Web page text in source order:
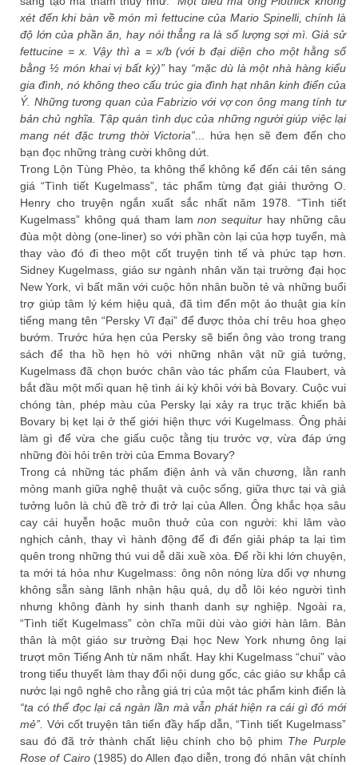
xét đến khi bàn về món mì fettucine của Mario Spinelli, chính là
độ lớn của phần ăn, hay nói thẳng ra là số lượng sợi mì. Giả sử
fettucine = x. Vậy thì a = x/b (với b đại diện cho một hằng số
bằng ½ món khai vị bất kỳ)” hay “mặc dù là một nhà hàng kiểu
gia đình, nó không theo cấu trúc gia đình hạt nhân kinh điển của
Ý. Những tương quan của Fabrizio với vợ con ông mang tính tư
bản chủ nghĩa. Tập quán tình dục của những người giúp việc lại
mang nét đặc trưng thời Victoria” ... hứa hẹn sẽ đem đến cho
bạn đọc những tràng cười không dứt.
Trong Lộn Tùng Phèo, ta không thể không kể đến cái tên sáng
giá “Tình tiết Kugelmass”, tác phẩm từng đạt giải thưởng O.
Henry cho truyện ngắn xuất sắc nhất năm 1978. “Tình tiết
Kugelmass” không quá tham lamnon sequitur hay những câu
đùa một dòng (one-liner) so với phần còn lại của hợp tuyển, mà
thay vào đó đi theo một cốt truyện tinh tế và phức tạp hơn.
Sidney Kugelmass, giáo sư ngành nhân văn tại trường đại học
New York, vì bất mãn với cuộc hôn nhân buồn tẻ và những buổi
trợ giúp tâm lý kém hiệu quả, đã tìm đến một ảo thuật gia kín
tiếng mang tên “Persky Vĩ đại” để được thỏa chí trêu hoa ghẹo
bướm. Trước hứa hẹn của Persky sẽ biến ông vào trong trang
sách để tha hồ hẹn hò với những nhân vật nữ giả tưởng,
Kugelmass đã chọn bước chân vào tác phẩm của Flaubert, và
bắt đầu một mối quan hệ tình ái kỳ khôi với bà Bovary. Cuộc vui
chóng tàn, phép màu của Persky lại xảy ra trục trặc khiến bà
Bovary bị kẹt lại ở thế giới hiện thực với Kugelmass. Ông phải
làm gì để vừa che giấu cuộc tằng tịu trước vợ, vừa đáp ứng
những đòi hỏi trên trời của Emma Bovary?
Trong cả những tác phẩm điện ảnh và văn chương, lằn ranh
mỏng manh giữa nghệ thuật và cuộc sống, giữa thực tại và giả
tưởng luôn là chủ đề trở đi trở lại của Allen. Ông khắc họa sâu
cay cái huyễn hoặc muôn thuở của con người: khi lâm vào
nghịch cảnh, thay vì hành động để đi đến giải pháp ta lại tìm
quên trong những thú vui dễ dãi xuề xòa. Để rồi khi lớn chuyện,
ta mới tá hỏa như Kugelmass: ông nôn nóng lừa dối vợ nhưng
không sẵn sàng lãnh nhận hậu quả, dụ dỗ lôi kéo người tình
nhưng không đành hy sinh thanh danh sự nghiệp. Ngoài ra,
“Tình tiết Kugelmass” còn chĩa mũi dùi vào giới hàn lâm. Bản
thân là một giáo sư trường Đại học New York nhưng ông lại
trượt môn Tiếng Anh từ năm nhất. Hay khi Kugelmass “chui” vào
trong tiểu thuyết làm thay đổi nội dung gốc, các giáo sư khắp cả
nước lại ngô nghê cho rằng giá trị của một tác phẩm kinh điển là
“ta có thể đọc lại cả ngàn lần mà vẫn phát hiện ra cái gì đó mới
mẻ”. Với cốt truyện tân tiến đầy hấp dẫn, “Tình tiết Kugelmass”
sau đó đã trở thành chất liệu chính cho bộ phim The Purple
Rose of Cairo(1985) do Allen đạo diễn, trong đó nhân vật chính